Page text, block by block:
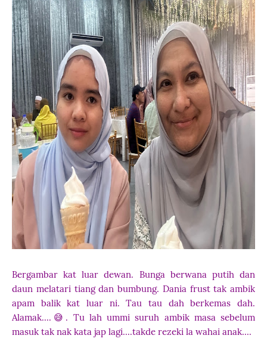
Bergambar kat luar dewan. Bunga berwana putih dan
daun melatari tiang dan bumbung. Dania frust tak ambik
apam balik kat luar ni. Tau tau dah berkemas dah.
Alamak....😅. Tu lah ummi suruh ambik masa sebelum
masuk tak nak kata jap lagi....takde rezeki la wahai anak....